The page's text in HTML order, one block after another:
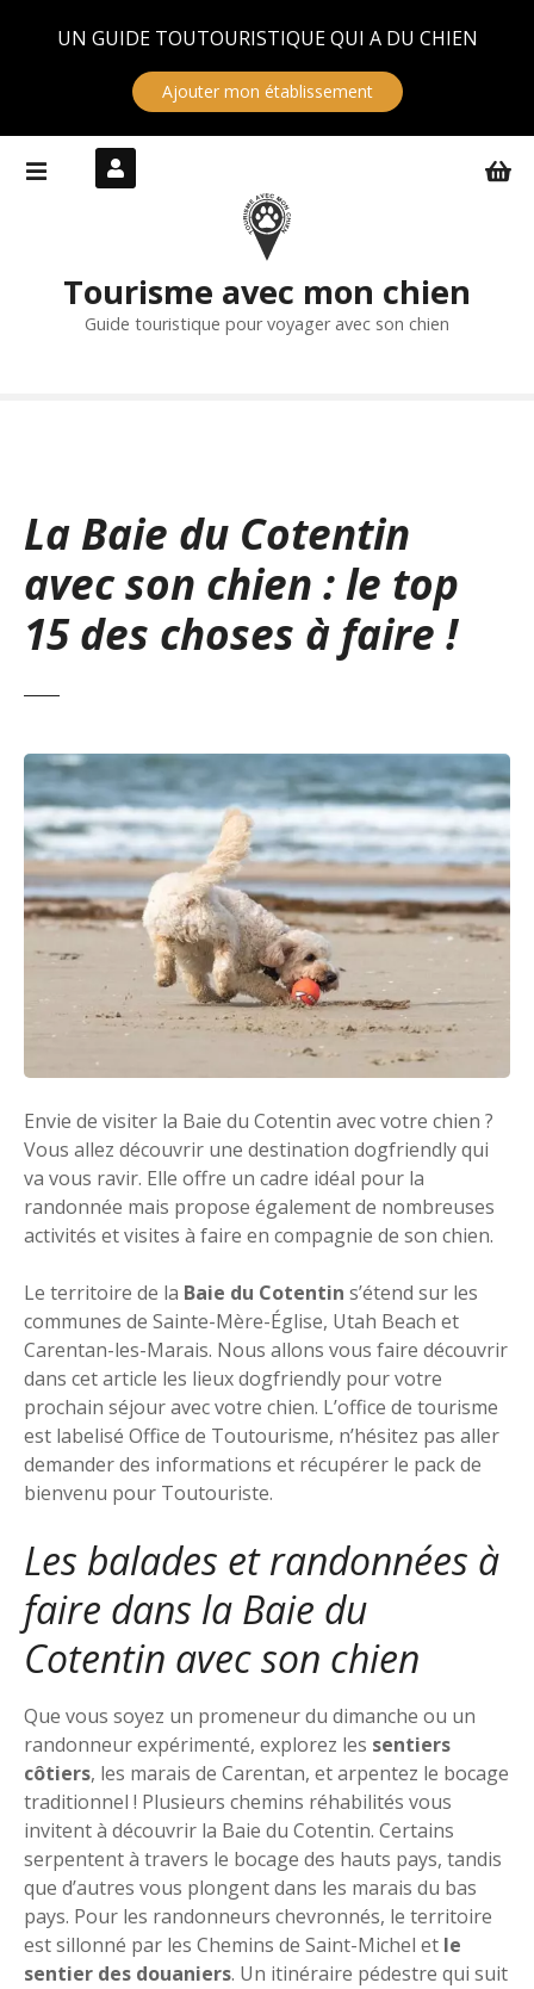
UN GUIDE TOUTOURISTIQUE QUI A DU CHIEN
Ajouter mon établissement
Tourisme avec mon chien
Guide touristique pour voyager avec son chien
La Baie du Cotentin
avec son chien : le top
15 des choses à faire !
Envie de visiter la Baie du Cotentin avec votre chien ?
Vous allez découvrir une destination dogfriendly qui
va vous ravir. Elle offre un cadre idéal pour la
randonnée mais propose également de nombreuses
activités et visites à faire en compagnie de son chien.
Le territoire de la Baie du Cotentin s’étend sur les
communes de Sainte-Mère-Église, Utah Beach et
Carentan-les-Marais. Nous allons vous faire découvrir
dans cet article les lieux dogfriendly pour votre
prochain séjour avec votre chien. L’office de tourisme
est labelisé Office de Toutourisme, n’hésitez pas aller
demander des informations et récupérer le pack de
bienvenu pour Toutouriste.
Les balades et randonnées à
faire dans la Baie du
Cotentin avec son chien
Que vous soyez un promeneur du dimanche ou un
randonneur expérimenté, explorez les sentiers
côtiers, les marais de Carentan, et arpentez le bocage
traditionnel ! Plusieurs chemins réhabilités vous
invitent à découvrir la Baie du Cotentin. Certains
serpentent à travers le bocage des hauts pays, tandis
que d’autres vous plongent dans les marais du bas
pays. Pour les randonneurs chevronnés, le territoire
est sillonné par les Chemins de Saint-Michel et le
sentier des douaniers. Un itinéraire pédestre qui suit